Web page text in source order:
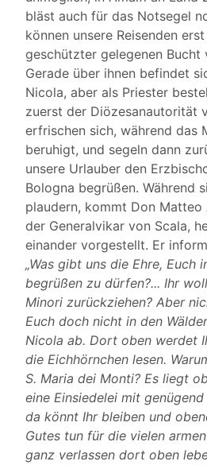
bläst auch für das Notsegel
können unsere Reisenden
geschützter gelegenen Bucht
Gerade über ihnen befindet
Nicola, aber als Priester
zuerst der Diözesanautorität
erfrischen sich, während das
beruhigt, und segeln dann
unsere Urlauber den
Bologna begrüßen. Während
plaudern, kommt Don Matteo
der Generalvikar von Scala,
einander vorgestellt. Er
„Was gibt uns die Ehre, Euch
begrüßen zu dürfen?... Ihr
Minori zurückziehen? Aber
Euch doch nicht in den
Nicola ab. Dort oben werdet
die Eichhörnchen lesen.
S. Maria dei Monti? Es liegt
eine Einsiedelei mit
da könnt Ihr bleiben und
Gutes tun für die vielen
ganz verlassen dort oben